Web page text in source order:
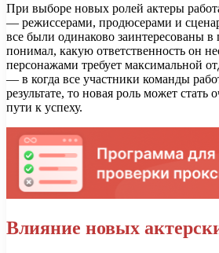
При выборе новых ролей актеры
— режиссерами, продюсерами и
все были одинаково заинтересованы
понимал, какую ответственность он
персонажами требует максимальной
— в когда все участники команды
результате, то новая роль может
пути к успеху.
Влияние новых